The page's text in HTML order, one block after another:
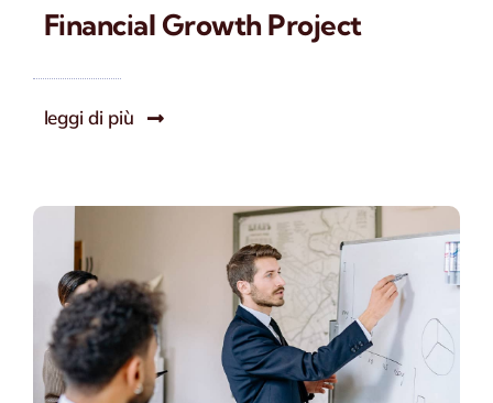
Financial Growth Project
leggi di più